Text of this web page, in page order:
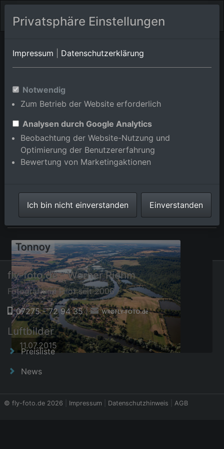
Tomblaine/Paix
Jartom
Meurthe-et-Moselle
Luftbildalbum von Tonnoy in
Meurthe-et-Moselle,
Frankreich
⇗ Benachbarte Orte
Tonnoy
11.07.2015
fly-foto.de - Werner Riehm
Fotograf und Pilot seit 2006
07275 - 72 94 35|
Luftbilder
Preisliste
News
© fly-foto.de 2026 Impressum Datenschutzhinweis AGB
Privatsphäre Einstellungen
Impressum Datenschutzerklärung
Notwendig
Zum Betrieb der Website erforderlich
Analysen durch Google Analytics
Beobachtung der Website-Nutzung und
Optimierung der Benutzererfahrung
Bewertung von Marketingaktionen
Ich bin nicht einverstanden Einverstanden